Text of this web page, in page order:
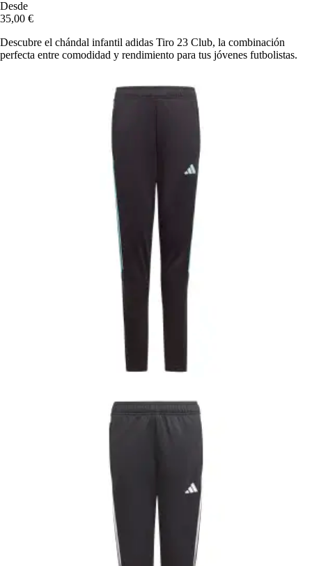
Desde
35,00 €
Descubre el chándal infantil adidas Tiro 23 Club, la combinación
perfecta entre comodidad y rendimiento para tus jóvenes futbolistas.